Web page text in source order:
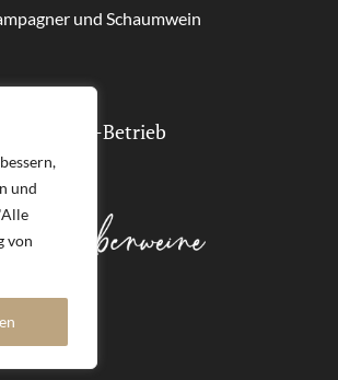
und
von
und Schaumwein
Partner-Betrieb